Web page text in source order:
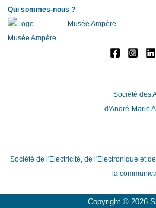
Qui sommes-nous ?
Musée Ampère
Société des
d'André-Marie
Société de l'Electricité, de l'Electronique et
la
Copyright © 2026